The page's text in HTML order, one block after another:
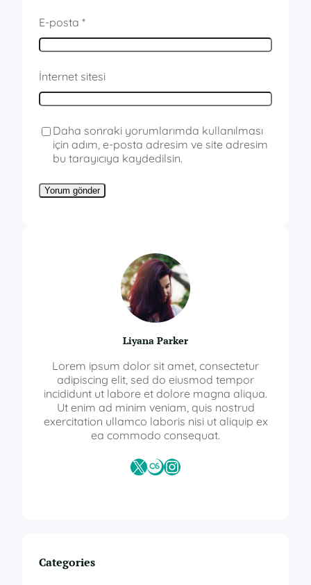
E-posta *
İnternet sitesi
Daha sonraki yorumlarımda kullanılması
için adım, e-posta adresim ve site adresim
bu tarayıcıya kaydedilsin.
Liyana Parker
Lorem ipsum dolor sit amet, consectetur
adipiscing elit, sed do eiusmod tempor
incididunt ut labore et dolore magna aliqua.
Ut enim ad minim veniam, quis nostrud
exercitation ullamco laboris nisi ut aliquip ex
ea commodo consequat.
X Last.fmInstagram
Categories